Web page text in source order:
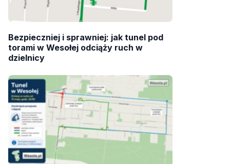
Bezpieczniej i sprawniej: jak tunel pod
torami w Wesołej odciąży ruch w
dzielnicy